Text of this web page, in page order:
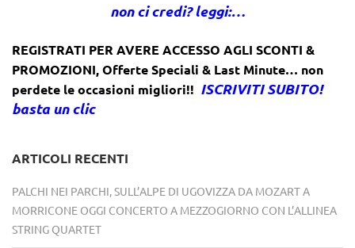
non ci credi? leggi:…
REGISTRATI PER AVERE ACCESSO AGLI SCONTI &
PROMOZIONI,Offerte Speciali & Last Minute… non
perdete le occasioni migliori!! ISCRIVITI SUBITO!
basta un clic
ARTICOLI RECENTI
PALCHI NEI PARCHI, SULL’ALPE DI UGOVIZZA DA MOZART A
MORRICONE OGGI CONCERTO A MEZZOGIORNO CON L’ALLINEA
STRING QUARTET